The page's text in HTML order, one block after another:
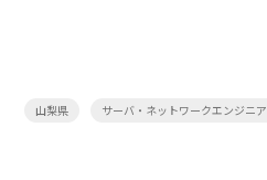
山梨県 サーバ・ネットワークエンジニア